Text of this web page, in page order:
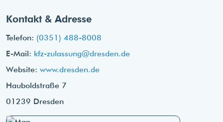
Kontakt & Adresse
Telefon: (0351) 488-8008
E-Mail: kfz-zulassung@dresden.de
Website: www.dresden.de
Hauboldstraße 7
01239 Dresden